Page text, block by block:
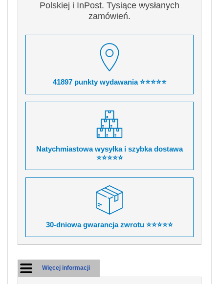
Polskiej i InPost. Tysiące wysłanych
zamówień.
41897 punkty wydawania ⭐⭐⭐⭐⭐
Natychmiastowa wysyłka i szybka dostawa
⭐⭐⭐⭐⭐
30-dniowa gwarancja zwrotu ⭐⭐⭐⭐⭐
Więcej informacji